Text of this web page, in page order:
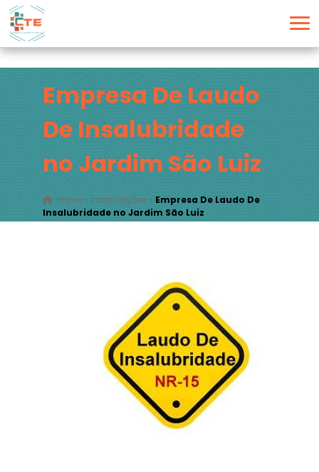
Empresa De Laudo
De Insalubridade
no Jardim São Luiz
Home» Informações » Empresa De Laudo De
Insalubridade no Jardim São Luiz